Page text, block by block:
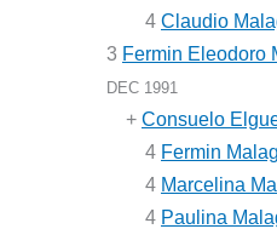
4 Claudio
3 Fermin Eleodoro
DEC 1991
+ Consuelo
4 Fermin
4 Marcelina
4 Paulina